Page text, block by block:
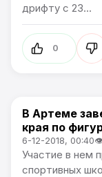
дрифту с 23...
0
Спорт
В Артеме
края по
6-12-2018, 00:40
Участие в нем
спортивных